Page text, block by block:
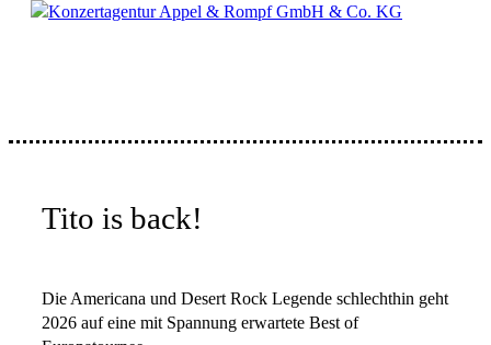
Konzertagentur Appel & Rompf GmbH & Co. KG
Tito is back!
Die Americana und Desert Rock Legende schlechthin geht
2026 auf eine mit Spannung erwartete Best of